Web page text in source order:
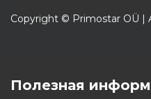
Copyright © Primostar OÜ |
Полезная